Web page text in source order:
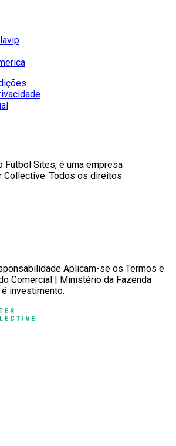
Futbol Sites, é uma empresa
Collective. Todos os direitos
Aplicam-se os Termos e
Comercial | Ministério da Fazenda
investimento.